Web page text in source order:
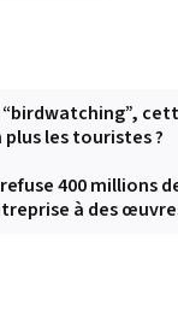
les touristes ?
refuse 400 millions
à des